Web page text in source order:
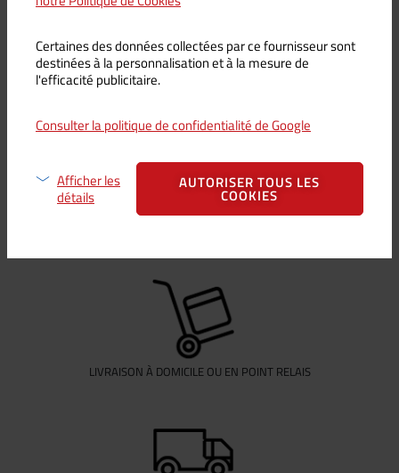
Certaines des données collectées par ce fournisseur sont
destinées à la personnalisation et à la mesure de
l'efficacité publicitaire.
Consulter la politique de confidentialité de Google
AUTORISER TOUS LES
COOKIES
Afficher les
détails
VOIR LA COLLECTION
LIVRAISON À DOMICILE OU EN POINT RELAIS